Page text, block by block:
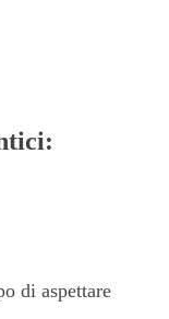
di aspettare